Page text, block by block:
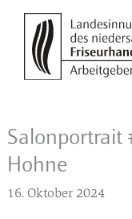
Zum
springen
Salonportrait
Hohne
16. Oktober 2024